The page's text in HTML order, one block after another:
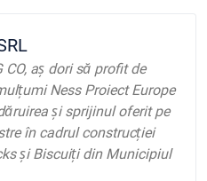
CO, aș dori să profit de
Ness Proiect Europe
și sprijinul oferit pe
în cadrul construcției
și Biscuiți din Municipiul